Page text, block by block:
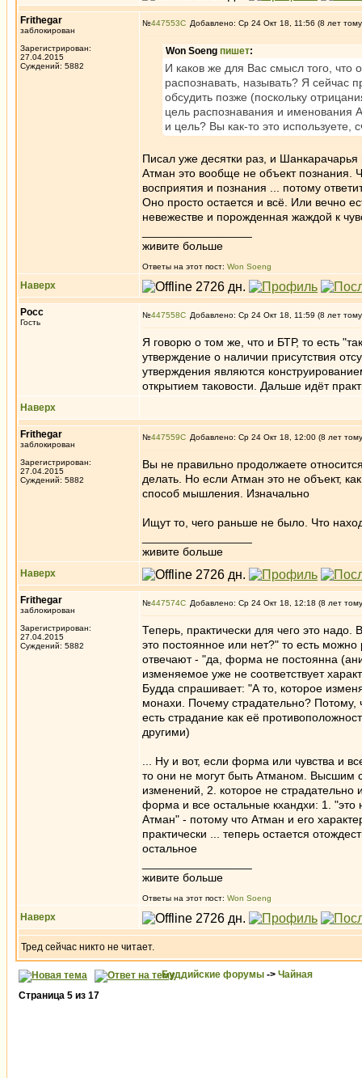
Frithegar
заблокирован
Зарегистрирован:
27.04.2015
Суждений: 5882
№447553 Добавлено: Ср 24 Окт 18, 11:56 (8 лет
Won Soeng пишет:
И каков же для Вас смысл того, что
распознавать, называть? Я сейчас
обсудить позже (поскольку
цель распознавания и именования
и цель? Вы как-то это используете,
Писал уже десятки раз, и
Атман это вообще не объект познания.
восприятия и познания ... потому
Оно просто остается и всё. Или вечно
невежестве и порожденная жаждой к
живите больше
Ответы на этот пост: Won Soeng
Наверх
Росс
Гость
№447558 Добавлено: Ср 24 Окт 18, 11:59 (8 лет
Я говорю о том же, что и БТР, то есть
утверждение о наличии присутствия
утверждения являются
открытием таковости. Дальше идёт
Наверх
Frithegar
заблокирован
Зарегистрирован:
27.04.2015
Суждений: 5882
№447559 Добавлено: Ср 24 Окт 18, 12:00 (8 лет
Вы не правильно продолжаете
делать. Но если Атман это не объект,
способ мышления. Изначально
Ищут то, чего раньше не было. Что
живите больше
Наверх
Frithegar
заблокирован
Зарегистрирован:
27.04.2015
Суждений: 5882
№447574 Добавлено: Ср 24 Окт 18, 12:18 (8 лет
Теперь, практически для чего это
это постоянное или нет?" то есть
отвечают - "да, форма не постоянна
изменяемое уже не соответствует
Будда спрашивает: "А то, которое
монахи. Почему страдательно? Потому,
есть страдание как её
другими)
... Ну и вот, если форма или чувства и
то они не могут быть Атманом. Высшим
изменений, 2. которое не страдательно
форма и все остальные кхандхи: 1.
Атман" - потому что Атман и его
практически ... теперь остается
остальное
живите больше
Ответы на этот пост: Won Soeng
Наверх
Тред сейчас никто не читает.
Буддийские форумы -> Чайная
Страница 5 из 17